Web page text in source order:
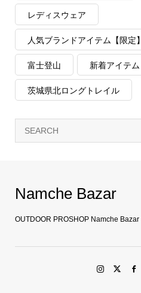
レディスウェア
人気ブランドアイテム【限定
富士登山 新着アイテム
茨城県北ロングトレイル
Namche Bazar
OUTDOOR PROSHOP Namche Bazar